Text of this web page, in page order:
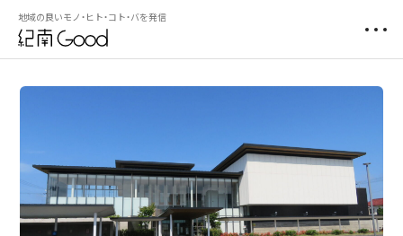
地域の良いモノ・ヒト・コト・バを発信